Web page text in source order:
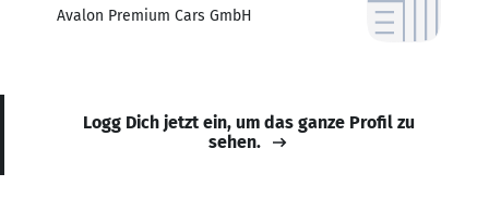
Avalon Premium Cars GmbH
Logg Dich jetzt ein, um das ganze Profil zu
sehen.